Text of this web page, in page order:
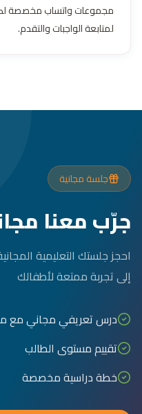
مجموعات واتساب مخصصة
لمتابعة الواجبات والتقدم.
جلسة مجانية
جرّب معنا
احجز جلستك التعليمية
إلى تجربة ممتعة لأطفالك
درس تعريفي مجاني مع
تقييم مستوى الطالب
خطة دراسية مخصصة